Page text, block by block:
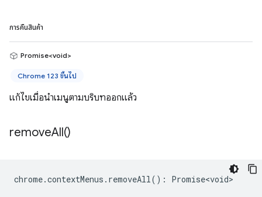
การคืนสินค้า
Promise<void>
Chrome 123 ขึ้นไป
แก้ไขเมื่อนำเมนูตามบริบทออกแล้ว
removeAll()
chrome.contextMenus . removeAll() : Promise<void>